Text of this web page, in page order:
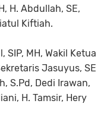
H. Abdullah, SE,
Kiftiah.
SIP, MH, Wakil Ketua
Jasuyus, SE
S.Pd, Dedi Irawan,
H. Tamsir, Hery